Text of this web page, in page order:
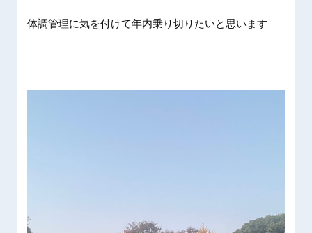
体調管理に気を付けて年内乗り切りたいと思います